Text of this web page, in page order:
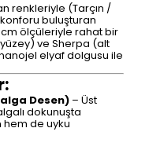
renkleriyle (Tarçın /
buluşturan
cm ölçüleriyle rahat bir
ve Sherpa (alt
elyaf dolgusu ile
Desen) – Üst
dokunuşta
de uyku